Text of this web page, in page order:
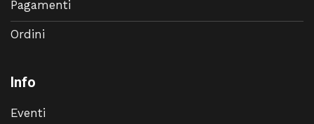
Pagamenti
Ordini
Info
Eventi